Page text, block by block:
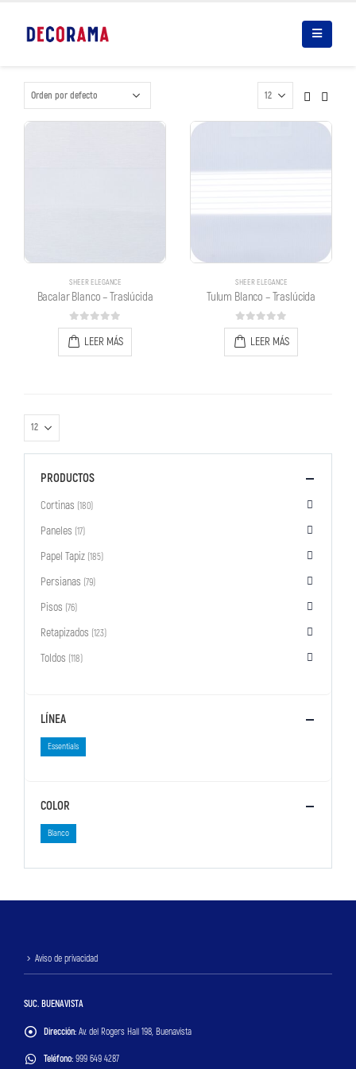
SHEER ELEGANCE
Bacalar Blanco – Traslúcida
0out of 5
LEER MÁS
SHEER ELEGANCE
Tulum Blanco – Traslúcida
0out of 5
LEER MÁS
PRODUCTOS
Cortinas (180)
Paneles (17)
Papel Tapiz (185)
Persianas (79)
Pisos (76)
Retapizados (123)
Toldos (118)
LÍNEA
Essentials
COLOR
Blanco
Aviso de privacidad
SUC. BUENAVISTA
Dirección: Av. del Rogers Hall 198, Buenavista
Teléfono: 999 649 4287